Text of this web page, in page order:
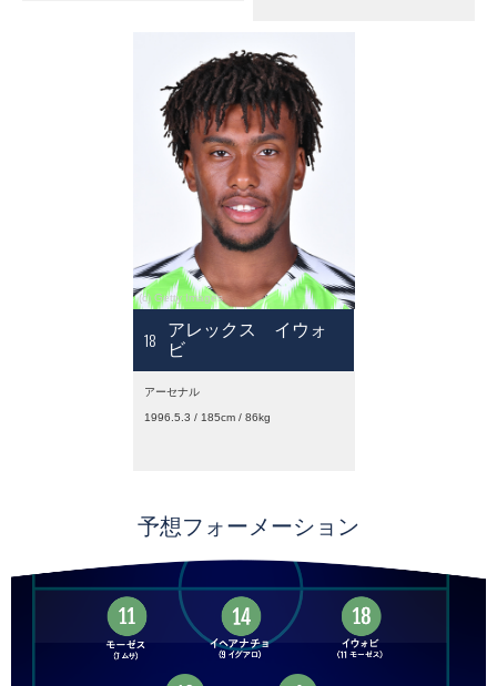
18
アレックス イウォ
ビ
アーセナル
1996.5.3 / 185cm / 86kg
予想フォーメーション